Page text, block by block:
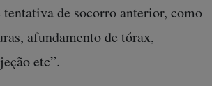
de socorro anterior, como
afundamento de tórax,
etc”.